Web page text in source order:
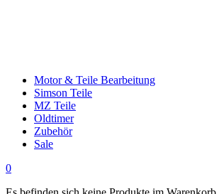
Motor & Teile Bearbeitung
Simson Teile
MZ Teile
Oldtimer
Zubehör
Sale
0